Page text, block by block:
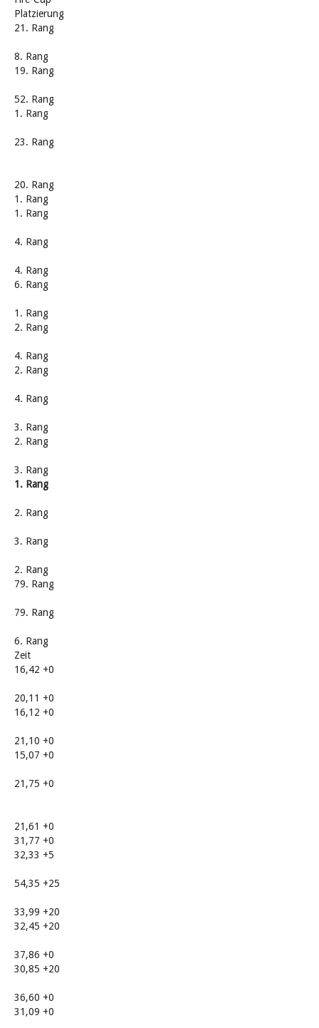
Platzierung
21. Rang
8. Rang
19. Rang
52. Rang
1. Rang
23. Rang
20. Rang
1. Rang
1. Rang
4. Rang
4. Rang
6. Rang
1. Rang
2. Rang
4. Rang
2. Rang
4. Rang
3. Rang
2. Rang
3. Rang
1. Rang
2. Rang
3. Rang
2. Rang
79. Rang
79. Rang
6. Rang
Zeit
16,42 +0
20,11 +0
16,12 +0
21,10 +0
15,07 +0
21,75 +0
21,61 +0
31,77 +0
32,33 +5
54,35 +25
33,99 +20
32,45 +20
37,86 +0
30,85 +20
36,60 +0
31,09 +0